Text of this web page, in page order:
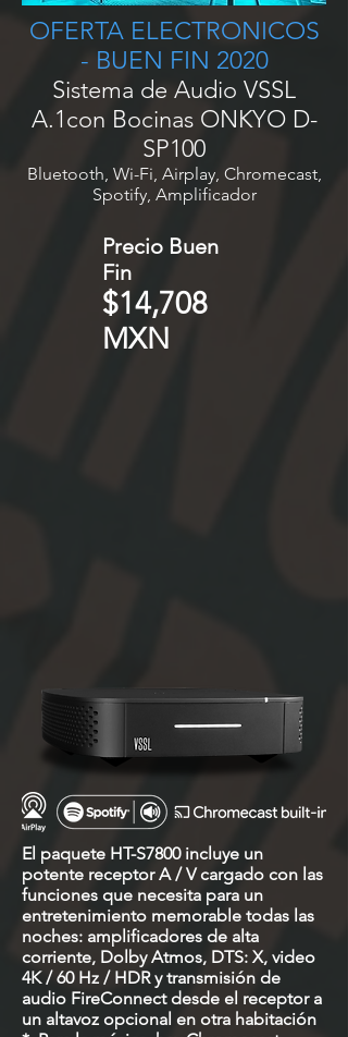
OFERTA ELECTRONICOS
- BUEN FIN 2020
Sistema de Audio VSSL
A.1con Bocinas ONKYO D-
SP100
Bluetooth, Wi-Fi, Airplay, Chromecast,
Spotify, Amplificador
Precio Buen
Fin
$14,708
MXN
El paquete HT-S7800 incluye un
potente receptor A / V cargado con las
funciones que necesita para un
entretenimiento memorable todas las
noches: amplificadores de alta
corriente, Dolby Atmos, DTS: X, video
4K / 60 Hz / HDR y transmisión de
audio FireConnect desde el receptor a
un altavoz opcional en otra habitación